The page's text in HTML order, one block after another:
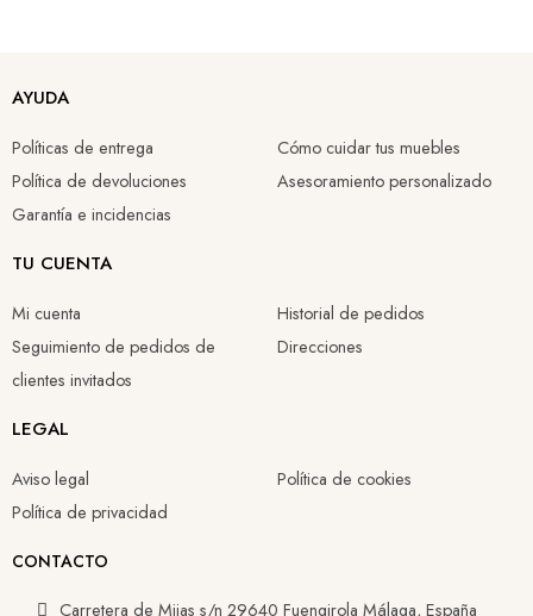
AYUDA
Políticas de entrega
Política de devoluciones
Garantía e incidencias
Cómo cuidar tus muebles
Asesoramiento personalizado
TU CUENTA
Mi cuenta
Seguimiento de pedidos de
clientes invitados
Historial de pedidos
Direcciones
LEGAL
Aviso legal
Política de privacidad
Política de cookies
CONTACTO
Carretera de Mijas s/n 29640 Fuengirola Málaga, España